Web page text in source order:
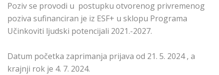
Poziv se provodi u postupku otvorenog privremenog
poziva sufinanciran je iz ESF+ u sklopu Programa
Učinkoviti ljudski potencijali 2021.-2027.
Datum početka zaprimanja prijava od 21. 5. 2024 , a
krajnji rok je 4. 7. 2024.